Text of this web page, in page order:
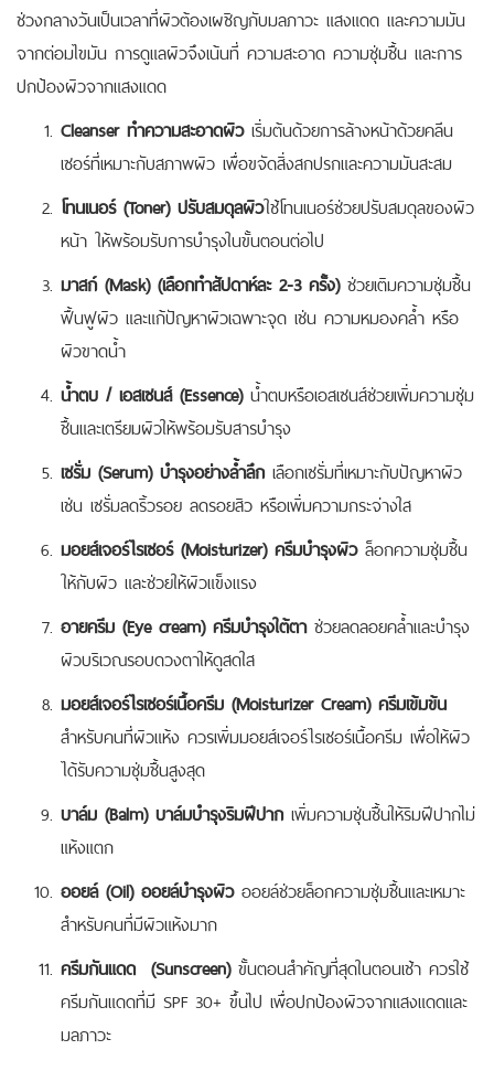
ช่วงกลางวันเป็นเวลาที่ผิวต้องเผชิญกับมลภาวะ แสงแดด และความมัน
จากต่อมไขมัน การดูแลผิวจึงเน้นที่ ความสะอาด ความชุ่มชื้น และการ
ปกป้องผิวจากแสงแดด
Cleanser ทำความสะอาดผิว เริ่มต้นด้วยการล้างหน้าด้วยคลีน
เซอร์ที่เหมาะกับสภาพผิว เพื่อขจัดสิ่งสกปรกและความมันสะสม
โทนเนอร์ (Toner) ปรับสมดุลผิวใช้โทนเนอร์ช่วยปรับสมดุลของผิว
หน้า ให้พร้อมรับการบำรุงในขั้นตอนต่อไป
มาสก์ (Mask) (เลือกทำสัปดาห์ละ 2-3 ครั้ง) ช่วยเติมความชุ่มชื้น
ฟื้นฟูผิว และแก้ปัญหาผิวเฉพาะจุด เช่น ความหมองคล้ำ หรือ
ผิวขาดน้ำ
น้ำตบ / เอสเซนส์ (Essence) น้ำตบหรือเอสเซนส์ช่วยเพิ่มความชุ่ม
ชื้นและเตรียมผิวให้พร้อมรับสารบำรุง
เซรั่ม (Serum) บำรุงอย่างล้ำลึก เลือกเซรั่มที่เหมาะกับปัญหาผิว
เช่น เซรั่มลดริ้วรอย ลดรอยสิว หรือเพิ่มความกระจ่างใส
มอยส์เจอร์ไรเซอร์ (Moisturizer) ครีมบำรุงผิว ล็อกความชุ่มชื้น
ให้กับผิว และช่วยให้ผิวแข็งแรง
อายครีม (Eye cream) ครีมบำรุงใต้ตา ช่วยลดลอยคล้ำและบำรุง
ผิวบริเวณรอบดวงตาให้ดูสดใส
มอยส์เจอร์ไรเซอร์เนื้อครีม (Moisturizer Cream) ครีมเข้มข้น
สำหรับคนที่ผิวแห้ง ควรเพิ่มมอยส์เจอร์ไรเซอร์เนื้อครีม เพื่อให้ผิว
ได้รับความชุ่มชื้นสูงสุด
บาล์ม (Balm) บาล์มบำรุงริมฝีปาก เพิ่มความชุ่นชื้นให้ริมฝีปากไม่
แห้งแตก
ออยล์ (Oil) ออยล์บำรุงผิว ออยล์ช่วยล็อกความชุ่มชื้นและเหมาะ
สำหรับคนที่มีผิวแห้งมาก
ครีมกันแดด (Sunscreen) ขั้นตอนสำคัญที่สุดในตอนเช้า ควรใช้
ครีมกันแดดที่มี SPF 30+ ขึ้นไป เพื่อปกป้องผิวจากแสงแดดและ
มลภาวะ